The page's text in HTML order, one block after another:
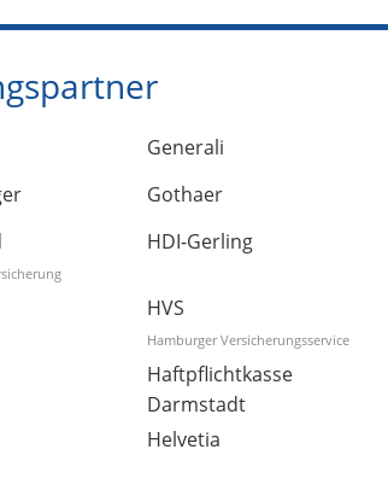
Generali
Gothaer
HDI-Gerling
HVS
Hamburger Versicherungsservice
Haftpflichtkasse
Darmstadt
Helvetia